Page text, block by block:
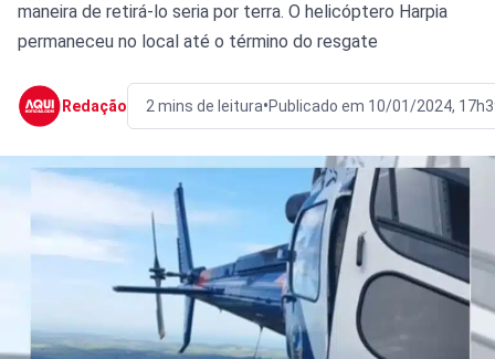
maneira de retirá-lo seria por terra. O helicóptero Harpia
permaneceu no local até o término do resgate
Redação 2 mins de leitura•Publicado em 10/01/2024,